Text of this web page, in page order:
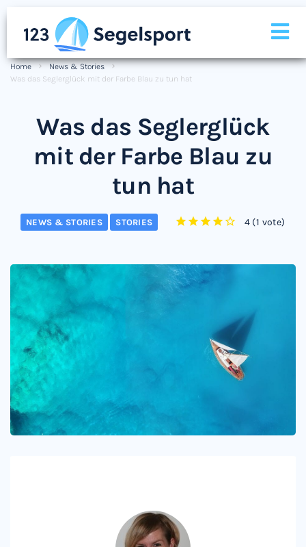
Home
News & Stories
Was das Seglerglück mit der Farbe Blau zu tun hat
Was das Seglerglück
mit der Farbe Blau zu
tun hat
NEWS & STORIES STORIES 4(1 vote)